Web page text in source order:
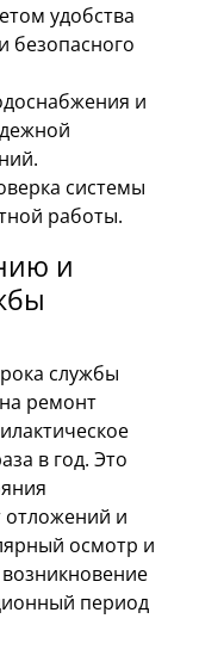
удобства
безопасного
и
системы
работы.
и
службы
ремонт
в год. Это
отложений и
осмотр и
период